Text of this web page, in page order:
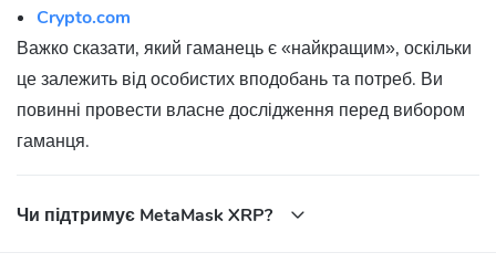
Crypto.com
Важко сказати, який гаманець є «найкращим», оскільки
це залежить від особистих вподобань та потреб. Ви
повинні провести власне дослідження перед вибором
гаманця.
Чи підтримує MetaMask XRP?